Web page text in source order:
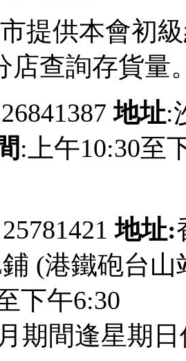
提供本會初
店查詢存貨量
地址:
:上午10:30至
25781421地址:
(港鐵砲台
下午6:30
期間逢星期